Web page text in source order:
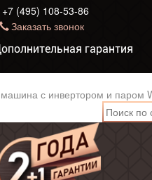
+7 (495) 108-53-86
Заказать звонок
гарантия
с инвертором и паром